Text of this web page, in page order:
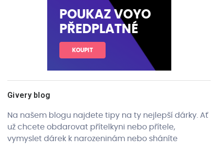
POUKAZ VOYO
PŘEDPLATNÉ
KOUPIT
Givery blog
Na našem blogu najdete tipy na ty nejlepší dárky. Ať
už chcete obdarovat přítelkyni nebo přítele,
vymyslet dárek k narozeninám nebo sháníte